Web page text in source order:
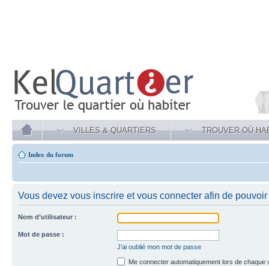
VILLES & QUARTIERS TROUVER OÙ
Index du forum
Vous devez vous inscrire et vous connecter afin de
Nom d’utilisateur :
Mot de passe :
J’ai oublié mon mot de passe
Me connecter automatiquement lors de chaque